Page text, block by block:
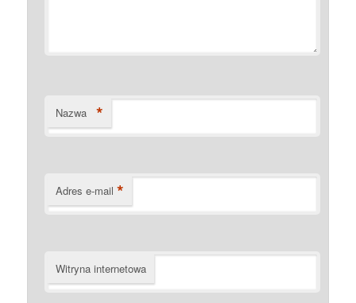
Nazwa *
Adres e-mail *
Witryna internetowa